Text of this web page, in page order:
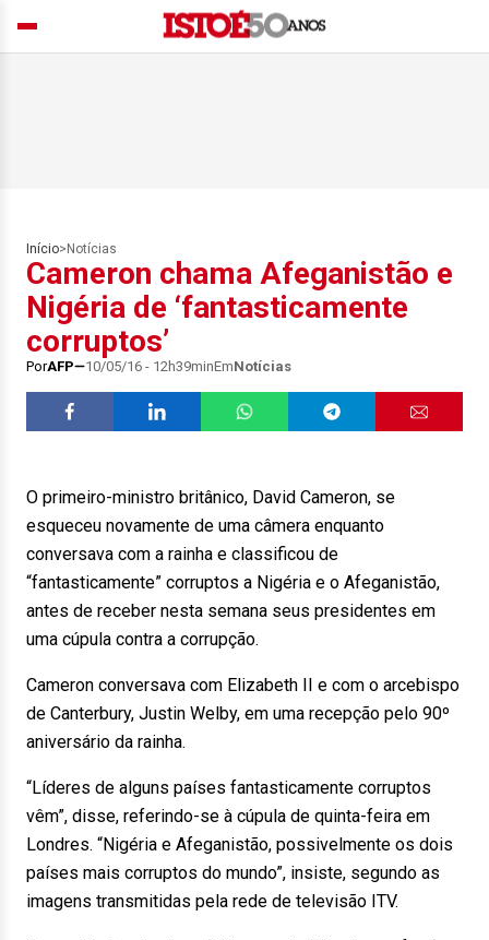
Início> Notícias
Cameron chama Afeganistão e
Nigéria de ‘fantasticamente
corruptos’
PorAFP 10/05/16 - 12h39minEmNotícias
O primeiro-ministro britânico, David Cameron, se
esqueceu novamente de uma câmera enquanto
conversava com a rainha e classificou de
“fantasticamente” corruptos a Nigéria e o Afeganistão,
antes de receber nesta semana seus presidentes em
uma cúpula contra a corrupção.
Cameron conversava com Elizabeth II e com o arcebispo
de Canterbury, Justin Welby, em uma recepção pelo 90º
aniversário da rainha.
“Líderes de alguns países fantasticamente corruptos
vêm”, disse, referindo-se à cúpula de quinta-feira em
Londres. “Nigéria e Afeganistão, possivelmente os dois
países mais corruptos do mundo”, insiste, segundo as
imagens transmitidas pela rede de televisão ITV.